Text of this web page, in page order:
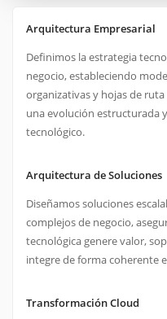
Definimos la estrategia
organizativas y hojas de
una evolución estructurada
tecnológico.
Arquitectura de Soluciones
Diseñamos soluciones
tecnológica genere valor,
integre de forma coherente
Transformación Cloud
Guiamos la adopción